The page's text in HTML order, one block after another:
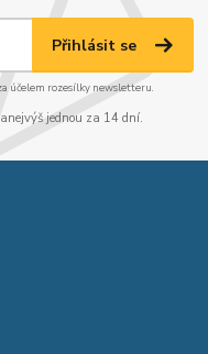
Přihlásit se
účelem rozesílky newsletteru.
jednou za 14 dní.